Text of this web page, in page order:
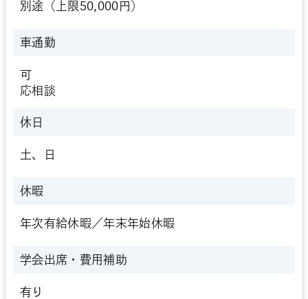
別途（上限50,000円）
車通勤
可
応相談
休日
土、日
休暇
年次有給休暇／年末年始休暇
学会出席・ 費用補助
有り